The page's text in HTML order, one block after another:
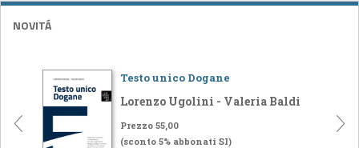
NOVITÁ
Testo unico Dogane
Lorenzo Ugolini - Valeria Baldi
Prezzo 55,00
(sconto 5% abbonati SI)